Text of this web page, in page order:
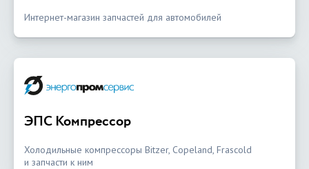
Интернет-магазин запчастей для автомобилей
ЭПС Компрессор
Холодильные компрессоры Bitzer, Copeland, Frascold
и запчасти к ним